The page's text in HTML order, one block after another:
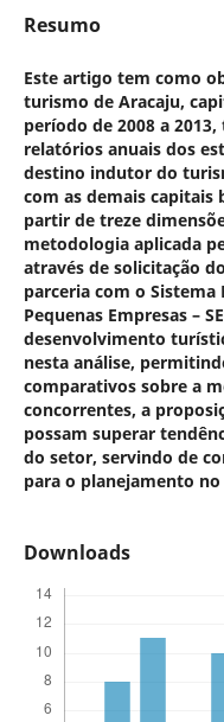
Resumo
Este artigo tem como
turismo de Aracaju,
período de 2008 a
relatórios anuais dos
destino indutor do
com as demais capitais
partir de treze
metodologia aplicada
através de solicitação
parceria com o
Pequenas Empresas –
desenvolvimento
nesta análise,
comparativos sobre a
concorrentes, a
possam superar
do setor, servindo de
para o planejamento
Downloads